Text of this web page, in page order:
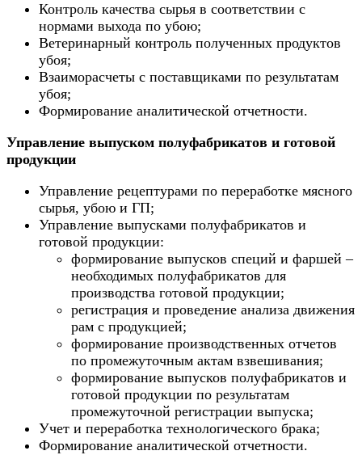
Контроль качества сырья в соответствии с
нормами выхода по убою;
Ветеринарный контроль полученных продуктов
убоя;
Взаиморасчеты с поставщиками по результатам
убоя;
Формирование аналитической отчетности.
Управление выпуском полуфабрикатов и готовой
продукции
Управление рецептурами по переработке мясного
сырья, убою и ГП;
Управление выпусками полуфабрикатов и
готовой продукции:
формирование выпусков специй и фаршей –
необходимых полуфабрикатов для
производства готовой продукции;
регистрация и проведение анализа движения
рам с продукцией;
формирование производственных отчетов
по промежуточным актам взвешивания;
формирование выпусков полуфабрикатов и
готовой продукции по результатам
промежуточной регистрации выпуска;
Учет и переработка технологического брака;
Формирование аналитической отчетности.